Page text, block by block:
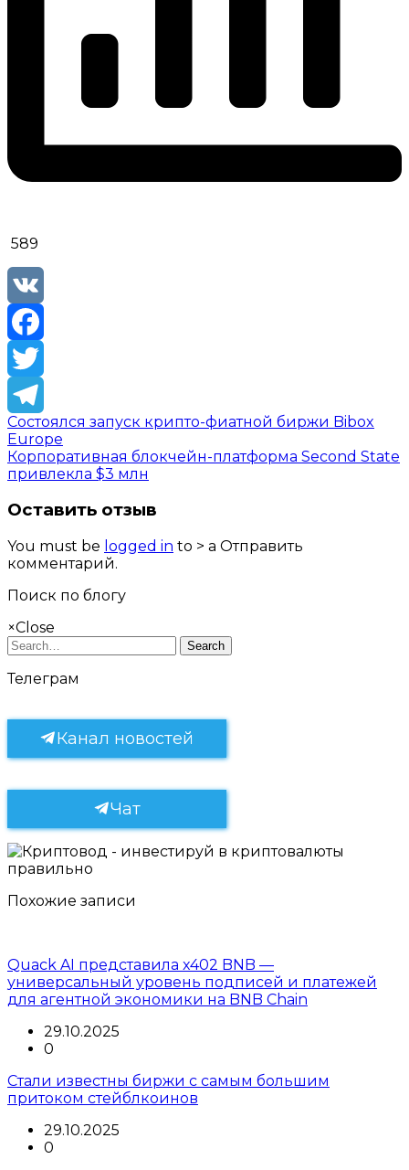
589
VK
Facebook
Twitter
Telegram
Состоялся запуск крипто-фиатной биржи Bibox
Europe
Корпоративная блокчейн-платформа Second State
привлекла $3 млн
Оставить отзыв
You must be logged in to > a Отправить
комментарий.
Поиск по блогу
×Close
Search
Телеграм
Канал новостей
Чат
Похожие записи
Quack AI представила x402 BNB —
универсальный уровень подписей и платежей
для агентной экономики на BNB Chain
29.10.2025
0
Стали известны биржи с самым большим
притоком стейблкоинов
29.10.2025
0